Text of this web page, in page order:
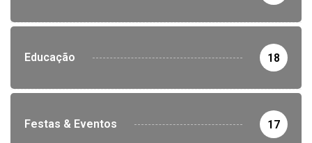
Educação 18
Festas & Eventos 17